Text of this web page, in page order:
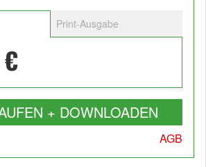
Print-Ausgabe
+ DOWNLOADEN
AGB